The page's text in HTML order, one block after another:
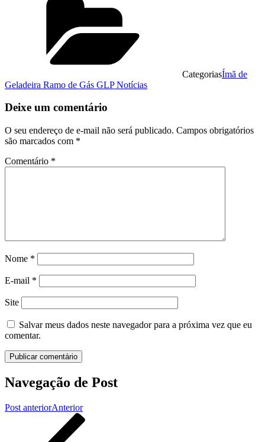
CategoriasÍmã de
Geladeira Ramo de Gás GLP Notícias
Deixe um comentário
O seu endereço de e-mail não será publicado. Campos obrigatórios
são marcados com *
Comentário *
Nome *
E-mail *
Site
Salvar meus dados neste navegador para a próxima vez que eu
comentar.
Navegação de Post
Post anteriorAnterior